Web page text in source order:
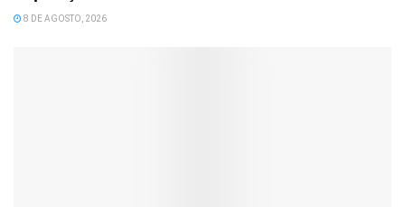
8 DE AGOSTO, 2026